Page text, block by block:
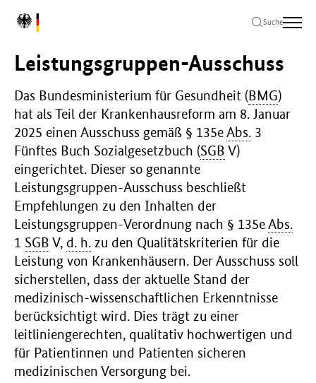
Hauptinhalt
springen
Hauptnavigation
springen
Seitenende
springen
L
u
n
d
e
s
m
i
n
i
s
t
e
i
u
m
f
ü
r
G
Suche
Leistungsgruppen-Ausschuss
Das Bundesministerium für Gesundheit (BMG)
hat als Teil der Krankenhausreform am 8. Januar
2025 einen Ausschuss gemäß § 135eAbs. 3
Fünftes Buch Sozialgesetzbuch (SGB V)
eingerichtet. Dieser so genannte
Leistungsgruppen-Ausschuss beschließt
Empfehlungen zu den Inhalten der
Leistungsgruppen-Verordnung nach § 135eAbs.
1 SGB V, d. h. zu den Qualitätskriterien für die
Leistung von Krankenhäusern. Der Ausschuss soll
sicherstellen, dass der aktuelle Stand der
medizinisch-wissenschaftlichen Erkenntnisse
berücksichtigt wird. Dies trägt zu einer
leitliniengerechten, qualitativ hochwertigen und
für Patientinnen und Patienten sicheren
medizinischen Versorgung bei.